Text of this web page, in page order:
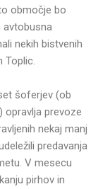
območje bo
avtobusna
nekih bistvenih
Toplic.
šoferjev (ob
opravlja prevoze
nekaj manj
predavanja
V mesecu
pirhov in